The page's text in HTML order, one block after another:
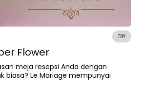
DIY
Flower
meja resepsi Anda dengan
biasa? Le Mariage mempunyai